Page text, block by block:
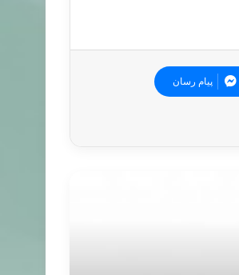
پیام رسان